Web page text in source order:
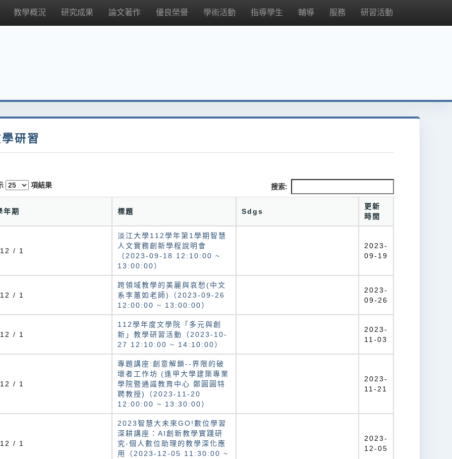
教學概況 研究成果 論文著作 優良榮譽 學術活動 指導學生 輔導 服務 研習活動
研習
項結果 搜索:
年期 標題 Sdgs
更新
時間
/ 1
淡江大學112學年第1學期智慧
人文實務創新學程說明會
（2023-09-18 12:10:00 ~
13:00:00）
2023-
09-19
/ 1
跨領域教學的美麗與哀愁(中文
系李蕙如老師)（2023-09-26
12:00:00 ~ 13:00:00）
2023-
09-26
/ 1
112學年度文學院「多元與創
新」教學研習活動（2023-10-
27 12:10:00 ~ 14:10:00）
2023-
11-03
/ 1
專題講座:創意解鎖--界限的破
壞者工作坊 (逢甲大學建築專業
學院暨通識教育中心 鄭圓圓特
聘教授)（2023-11-20
12:00:00 ~ 13:30:00）
2023-
11-21
/ 1
2023智慧大未來GO!數位學習
深耕講座：AI創新教學實踐研
究-個人數位助理的教學深化應
用（2023-12-05 11:30:00 ~
2023-
12-05